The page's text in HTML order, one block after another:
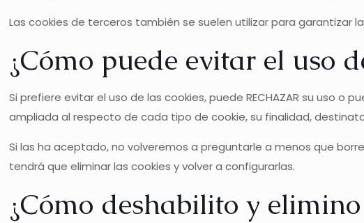
Las cookies de terceros también se suelen utilizar para garantizar
¿Cómo puede evitar el uso
Si prefiere evitar el uso de las cookies, puede RECHAZAR su uso o
ampliada al respecto de cada tipo de cookie, su finalidad,
Si las ha aceptado, no volveremos a preguntarle a menos que
tendrá que eliminar las cookies y volver a configurarlas.
¿Cómo deshabilito y